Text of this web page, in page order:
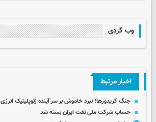
وب گردی
اخبار مرتبط
جنگ کریدورها؛ نبرد خاموش بر سر آینده ژئوپلیتیک انرژی
حساب‌ شرکت ملی نفت ایران بسته شد